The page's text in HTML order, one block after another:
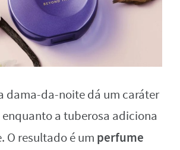
dama-da-noite dá um caráter
a tuberosa adiciona
O resultado é um perfume